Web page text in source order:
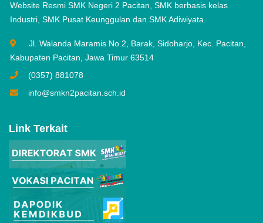
Website Resmi SMK Negeri 2 Pacitan, SMK berbasis kelas
Industri, SMK Pusat Keunggulan dan SMK Adiwiyata.
Jl. Walanda Maramis No.2, Barak, Sidoharjo, Kec. Pacitan,
Kabupaten Pacitan, Jawa Timur 63514
(0357) 881078
info@smkn2pacitan.sch.id
Link Terkait